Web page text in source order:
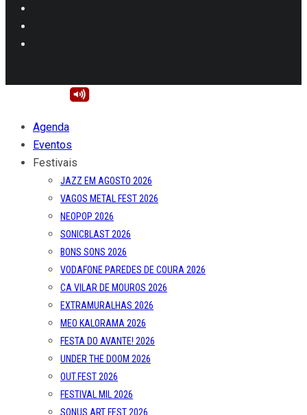
Agenda
Eventos
Festivais
JAZZ EM AGOSTO 2026
VAGOS METAL FEST 2026
NEOPOP 2026
SONICBLAST 2026
BONS SONS 2026
VODAFONE PAREDES DE COURA 2026
CA VILAR DE MOUROS 2026
EXTRAMURALHAS 2026
MEO KALORAMA 2026
FESTA DO AVANTE! 2026
UNDER THE DOOM 2026
OUT.FEST 2026
FESTIVAL MIL 2026
SONUS ART FEST 2026